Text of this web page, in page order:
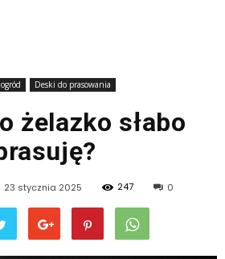
Deski do prasowania
żelazko słabo
23 stycznia 2025 247 0